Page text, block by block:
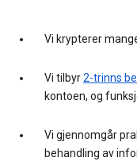
Vi krypterer
Vi tilbyr2-trinns
kontoen, og
Vi gjennomgår
behandling av